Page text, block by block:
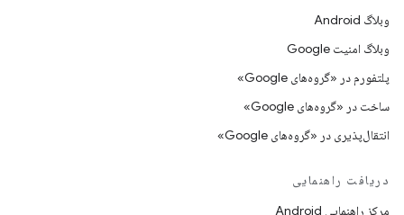
وبلاگ Android
وبلاگ امنیت Google
پلتفورم در «گروه‌های Google»
ساخت در «گروه‌های Google»
انتقال‌پذیری در «گروه‌های Google»
دریافت راهنمایی
مرکز راهنمایی Android